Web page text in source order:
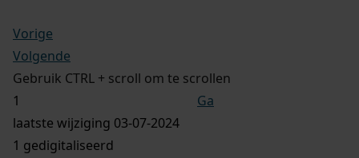
Vorige
Volgende
Gebruik CTRL + scroll om te scrollen
Ga
laatste wijziging 03-07-2024
1 gedigitaliseerd